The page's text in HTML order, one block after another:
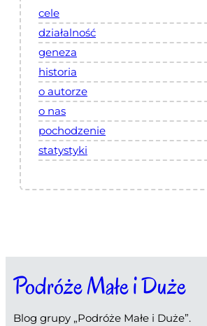
cele
działalność
geneza
historia
o autorze
o nas
pochodzenie
statystyki
Podróże Małe i Duże
Blog grupy „Podróże Małe i Duże”.